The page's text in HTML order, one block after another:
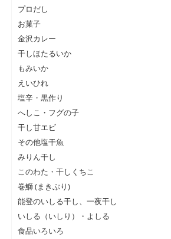
プロだし
お菓子
金沢カレー
干しほたるいか
もみいか
えいひれ
塩辛・黒作り
へしこ・フグの子
干し甘エビ
その他塩干魚
みりん干し
このわた・干しくちこ
巻鰤 (まきぶり)
能登のいしる干し、一夜干し
いしる（いしり）・よしる
食品いろいろ